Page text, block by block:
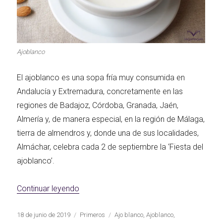
¡A dipear!
Primeros para
brillar
Segundos
irresistibles
Los más completos
Las Hamburguesas
Ajoblanco
El ajoblanco es una sopa fría muy consumida en
Andalucía y Extremadura, concretamente en las
regiones de Badajoz, Córdoba, Granada, Jaén,
Almería y, de manera especial, en la región de Málaga,
tierra de almendros y, donde una de sus localidades,
Almáchar, celebra cada 2 de septiembre la ‘Fiesta del
ajoblanco’.
Continuar leyendo
Publicado
18 de junio de 2019 Categorías
Primeros Etiquetas
Ajo blanco ,Ajoblanco